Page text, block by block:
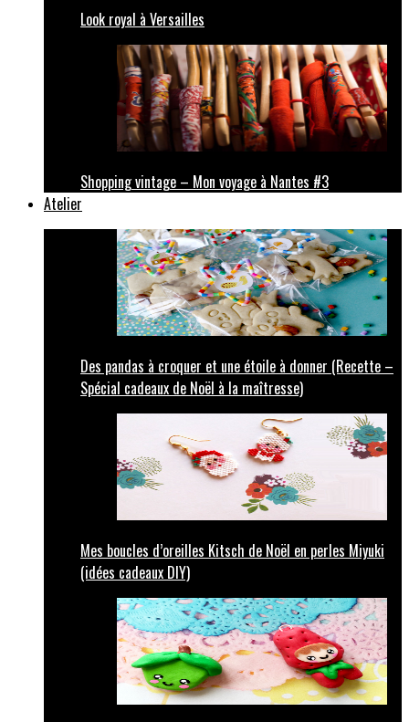
Look royal à Versailles
Shopping vintage – Mon voyage à Nantes #3
Atelier
Des pandas à croquer et une étoile à donner (Recette –
Spécial cadeaux de Noël à la maîtresse)
Mes boucles d’oreilles Kitsch de Noël en perles Miyuki
(idées cadeaux DIY)